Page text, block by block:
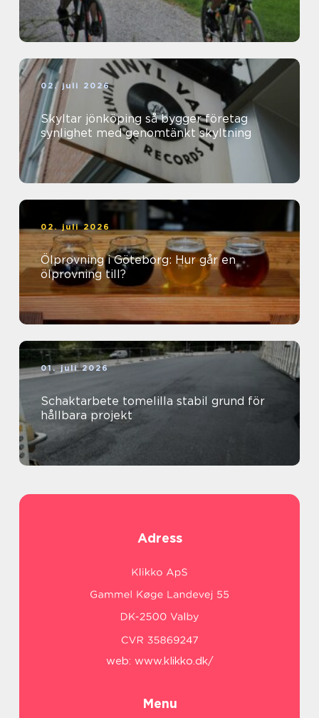
02. juli 2026
Skyltar jönköping så bygger företag
synlighet med genomtänkt skyltning
02. juli 2026
Ölprovning i Göteborg: Hur går en
ölprovning till?
01. juli 2026
Schaktarbete tomelilla stabil grund för
hållbara projekt
Adress
web: www.klikko.dk/
Menu